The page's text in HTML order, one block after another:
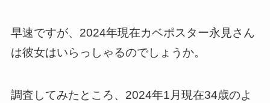
早速ですが、2024年現在カベポスター永見さん
は彼女はいらっしゃるのでしょうか。
調査してみたところ、2024年1月現在34歳のよ